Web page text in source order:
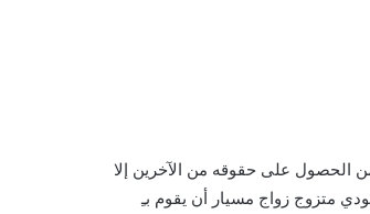
الحصول على حقوقه من الآخرين إلا
متزوج زواج مسيار أن يقوم بـِ